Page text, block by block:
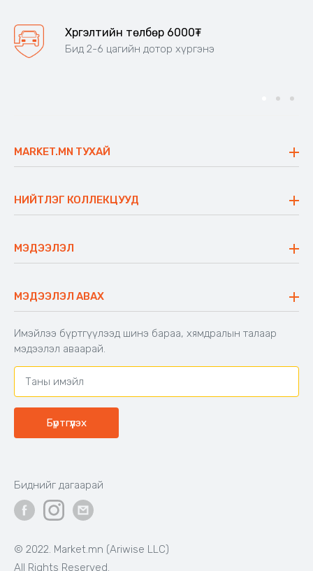
Хүргэлтийн төлбөр 6000₮
Бид 2-6 цагийн дотор хүргэнэ
MARKET.MN ТУХАЙ
Үнэт зүйлс
Ажлын байр
Блог
НИЙТЛЭГ КОЛЛЕКЦУУД
Сүүдрэвч
Аяны ширээ
Аяны түшлэгтэй сандал
МЭДЭЭЛЭЛ
Буцаалтын журам
Захиалга шалгах
Хамтран ажиллах
Холбоо барих
МЭДЭЭЛЭЛ АВАХ
Имэйлээ бүртгүүлээд шинэ бараа, хямдралын талаар
мэдээлэл аваарай.
Бүртгүүлэх
© 2022. Market.mn (Ariwise LLC)
All Rights Reserved.
Биднийг дагаарай